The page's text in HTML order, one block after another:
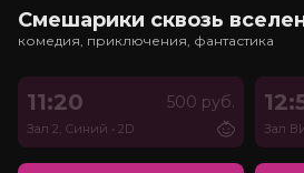
Смешарики сквозь
комедия, приключения, фантастика
11:20 500 руб.
Зал 2, Синий • 2D Зал